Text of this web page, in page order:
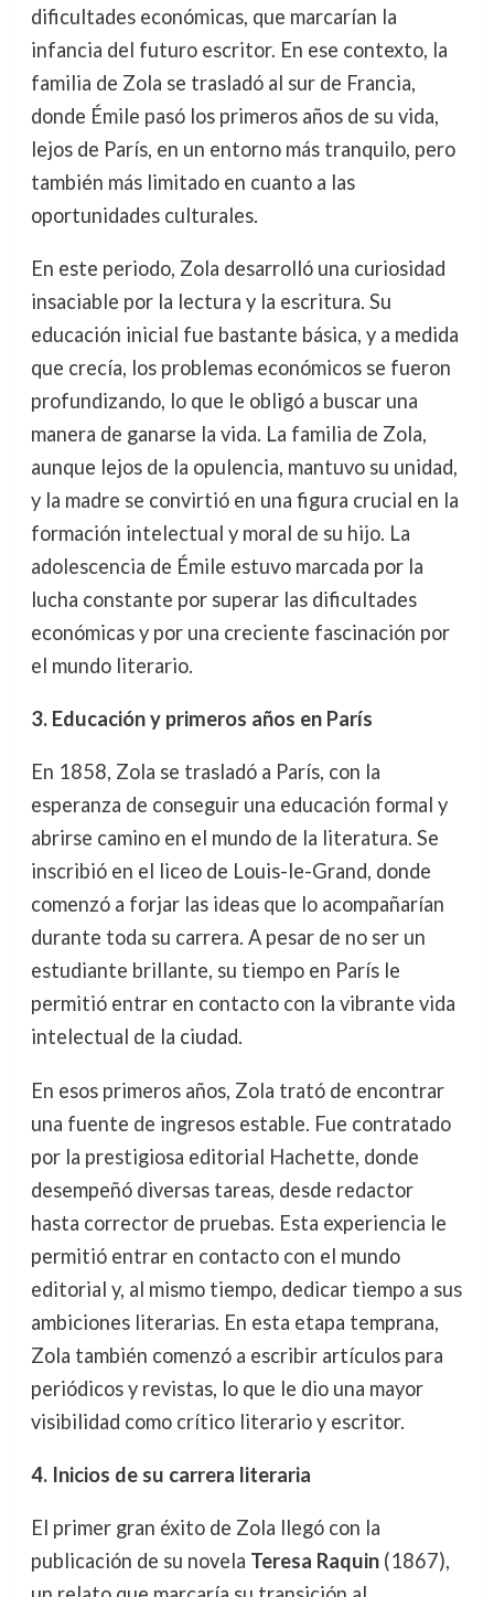
dificultades económicas, que marcarían la
infancia del futuro escritor. En ese contexto, la
familia de Zola se trasladó al sur de Francia,
donde Émile pasó los primeros años de su vida,
lejos de París, en un entorno más tranquilo, pero
también más limitado en cuanto a las
oportunidades culturales.
En este periodo, Zola desarrolló una curiosidad
insaciable por la lectura y la escritura. Su
educación inicial fue bastante básica, y a medida
que crecía, los problemas económicos se fueron
profundizando, lo que le obligó a buscar una
manera de ganarse la vida. La familia de Zola,
aunque lejos de la opulencia, mantuvo su unidad,
y la madre se convirtió en una figura crucial en la
formación intelectual y moral de su hijo. La
adolescencia de Émile estuvo marcada por la
lucha constante por superar las dificultades
económicas y por una creciente fascinación por
el mundo literario.
3. Educación y primeros años en París
En 1858, Zola se trasladó a París, con la
esperanza de conseguir una educación formal y
abrirse camino en el mundo de la literatura. Se
inscribió en el liceo de Louis-le-Grand, donde
comenzó a forjar las ideas que lo acompañarían
durante toda su carrera. A pesar de no ser un
estudiante brillante, su tiempo en París le
permitió entrar en contacto con la vibrante vida
intelectual de la ciudad.
En esos primeros años, Zola trató de encontrar
una fuente de ingresos estable. Fue contratado
por la prestigiosa editorial Hachette, donde
desempeñó diversas tareas, desde redactor
hasta corrector de pruebas. Esta experiencia le
permitió entrar en contacto con el mundo
editorial y, al mismo tiempo, dedicar tiempo a sus
ambiciones literarias. En esta etapa temprana,
Zola también comenzó a escribir artículos para
periódicos y revistas, lo que le dio una mayor
visibilidad como crítico literario y escritor.
4. Inicios de su carrera literaria
El primer gran éxito de Zola llegó con la
publicación de su novela Teresa Raquin(1867),